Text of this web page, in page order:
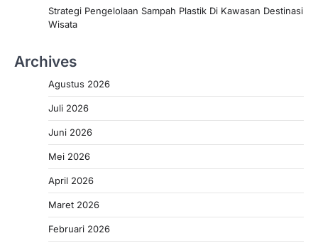
Strategi Pengelolaan Sampah Plastik Di Kawasan Destinasi
Wisata
Archives
Agustus 2026
Juli 2026
Juni 2026
Mei 2026
April 2026
Maret 2026
Februari 2026